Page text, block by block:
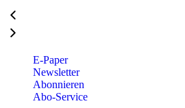
E-Paper
Newsletter
Abonnieren
Abo-Service